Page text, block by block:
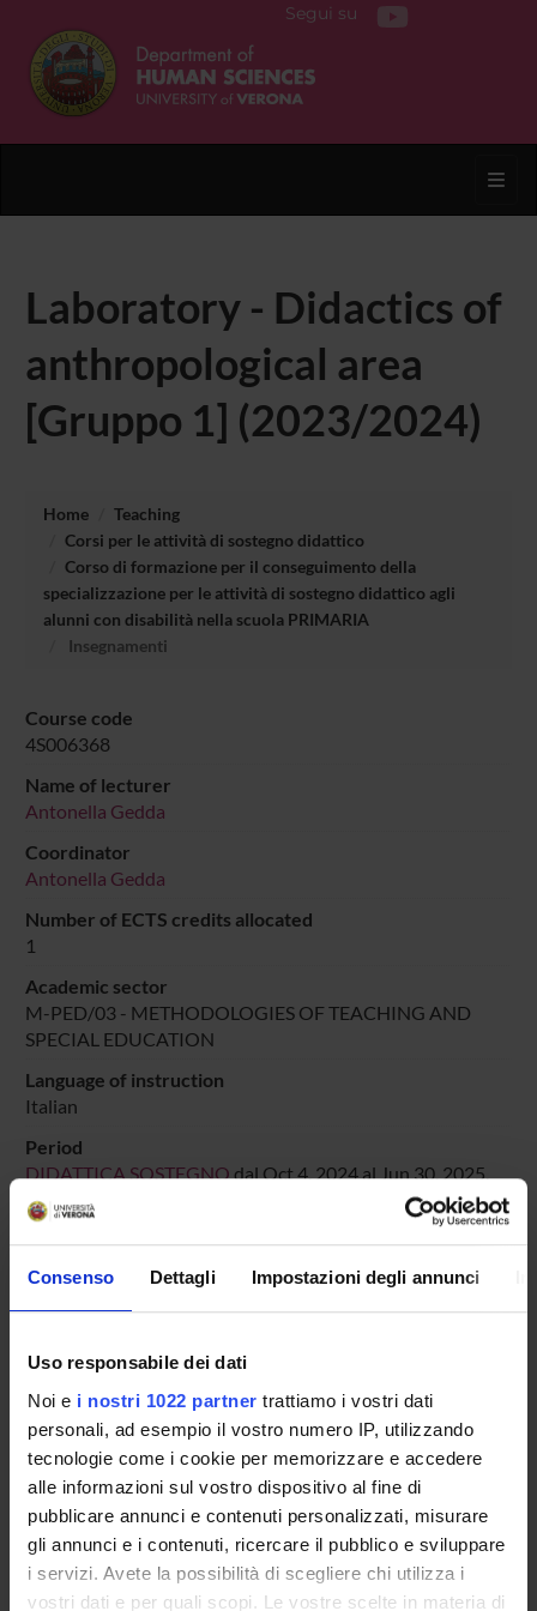
Consenso Dettagli Impostazioni degli annunci
Uso responsabile dei dati
Noi e i nostri 1022 partner trattiamo i vostri dati
personali, ad esempio il vostro numero IP, utilizzando
tecnologie come i cookie per memorizzare e accedere
alle informazioni sul vostro dispositivo al fine di
pubblicare annunci e contenuti personalizzati, misurare
gli annunci e i contenuti, ricercare il pubblico e sviluppare
i servizi. Avete la possibilità di scegliere chi utilizza i
vostri dati e per quali scopi. Le vostre scelte in materia di
Segui su
Laboratory - Didactics of
anthropological area
[Gruppo 1] (2023/2024)
Home
Teaching
Corsi per le attività di sostegno didattico
Corso di formazione per il conseguimento della
specializzazione per le attività di sostegno didattico agli
alunni con disabilità nella scuola PRIMARIA
Insegnamenti
Course code
4S006368
Name of lecturer
Antonella Gedda
Coordinator
Antonella Gedda
Number of ECTS credits allocated
1
Academic sector
M-PED/03 - METHODOLOGIES OF TEACHING AND
SPECIAL EDUCATION
Language of instruction
Italian
Period
DIDATTICA SOSTEGNOdal Oct 4, 2024 al Jun 30, 2025.
Seminars related to the course
Overview
Enrolment Policy
Courses
Academic Calendar